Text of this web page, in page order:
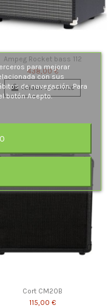
Ampeg Rocket bass 112
438,00 €
Añadir al carrito
Cort CM20B
115,00 €
para mejorar
con sus
de navegación. Para
botón Acepto.